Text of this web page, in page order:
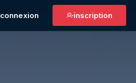
connexion inscription